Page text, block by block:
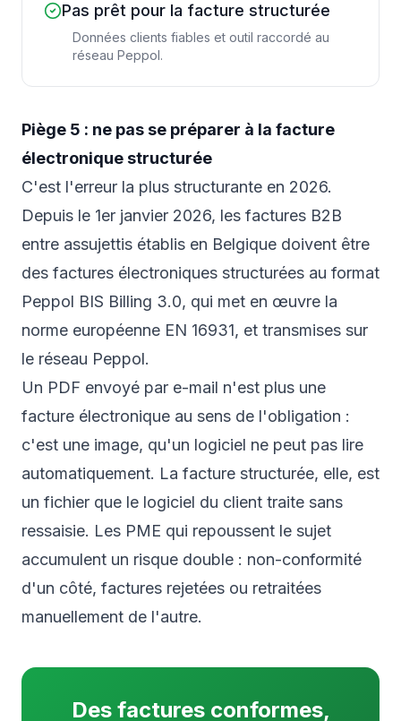
Pas prêt pour la facture structurée
Données clients fiables et outil raccordé au
réseau Peppol.
Piège 5 : ne pas se préparer à la facture
électronique structurée
C'est l'erreur la plus structurante en 2026.
Depuis le 1er janvier 2026, les factures B2B
entre assujettis établis en Belgique doivent être
des factures électroniques structurées au format
Peppol BIS Billing 3.0, qui met en œuvre la
norme européenne EN 16931, et transmises sur
le réseau Peppol.
Un PDF envoyé par e-mail n'est plus une
facture électronique au sens de l'obligation :
c'est une image, qu'un logiciel ne peut pas lire
automatiquement. La facture structurée, elle, est
un fichier que le logiciel du client traite sans
ressaisie. Les PME qui repoussent le sujet
accumulent un risque double : non-conformité
d'un côté, factures rejetées ou retraitées
manuellement de l'autre.
Des factures conformes,